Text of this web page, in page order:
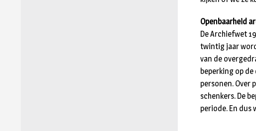
Openbaarheid
De Archiefwet
twintig jaar
van de
beperking op
personen. Over
schenkers. De
periode. En dus